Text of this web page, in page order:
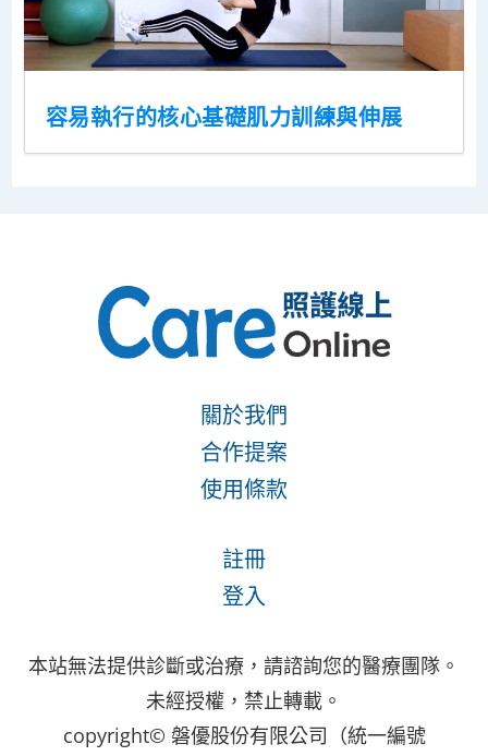
容易執行的核心基礎肌力訓練與伸展
關於我們
合作提案
使用條款
註冊
登入
本站無法提供診斷或治療，請諮詢您的醫療團隊。
未經授權，禁止轉載。
copyright© 磐優股份有限公司（統一編號